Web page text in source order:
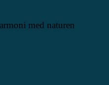
med naturen